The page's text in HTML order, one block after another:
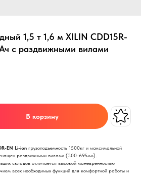
1,5 т 1,6 м XILIN CDD15R-
с раздвижными вилами
В корзину
EN Li-ion грузоподъемность 1500кг и максимальной
раздвижными вилами (300-695мм).
складов отличается высокой маневренностью
всех необходимых функций для комфортной работы и